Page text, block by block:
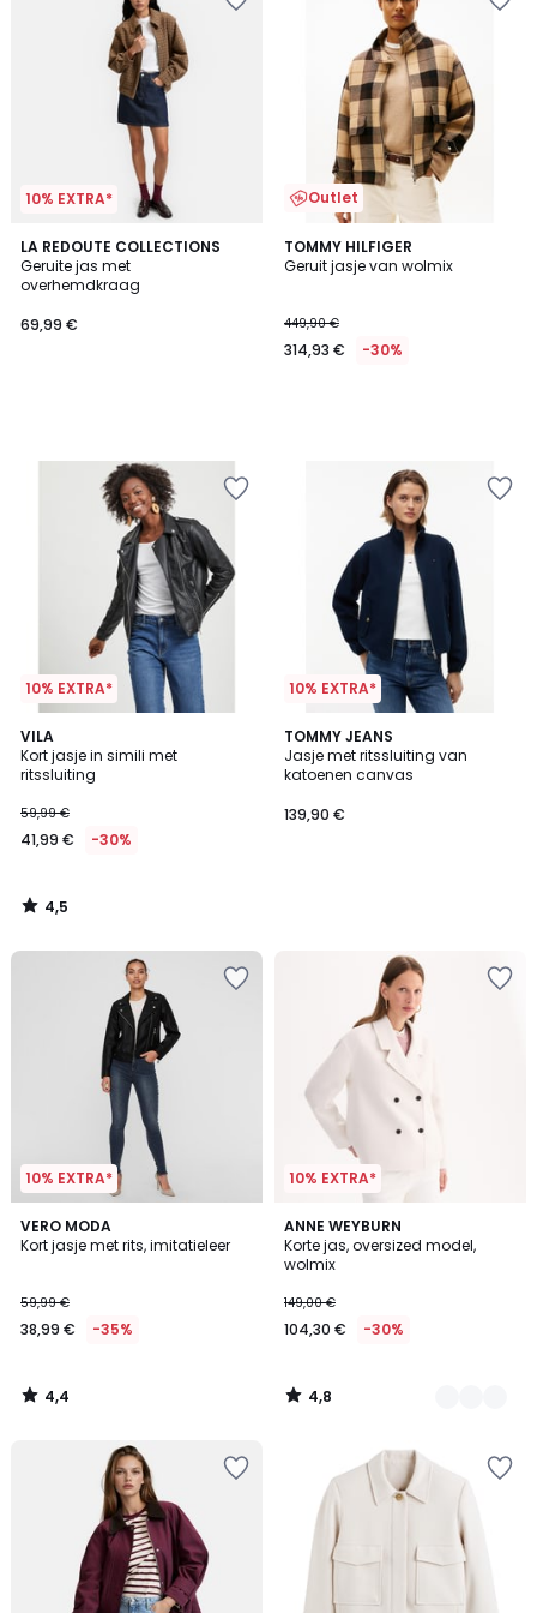
10% EXTRA*
LA REDOUTE COLLECTIONS
Geruite jas met
overhemdkraag
69,99 €
Outlet
TOMMY HILFIGER
Geruit jasje van wolmix
449,90 €
314,93 € -30%
10% EXTRA*
VILA
Kort jasje in simili met
ritssluiting
59,99 €
41,99 € -30%
4,5
/ 5
4,5
/
10% EXTRA*
TOMMY JEANS
Jasje met ritssluiting van
katoenen canvas
139,90 €
10% EXTRA*
VERO MODA
Kort jasje met rits, imitatieleer
59,99 €
38,99 € -35%
4,4
/ 5
4,4
/
10% EXTRA*
ANNE WEYBURN
Korte jas, oversized model,
wolmix
149,00 €
104,30 € -30%
4,8
/ 5
2
Kleuren
4,8
/